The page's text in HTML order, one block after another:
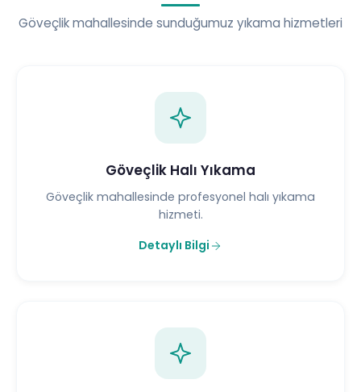
Göveçlik mahallesinde sunduğumuz yıkama hizmetleri
Göveçlik Halı Yıkama
Göveçlik mahallesinde profesyonel halı yıkama
hizmeti.
Detaylı Bilgi